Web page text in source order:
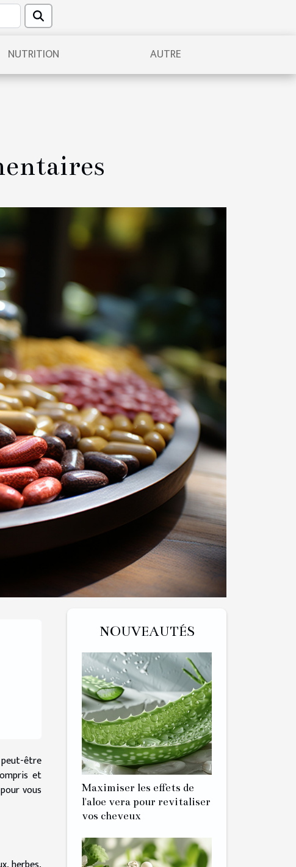
NUTRITION AUTRE
être
et
vous
NOUVEAUTÉS
Maximiser les effets de
l'aloe vera pour revitaliser
vos cheveux